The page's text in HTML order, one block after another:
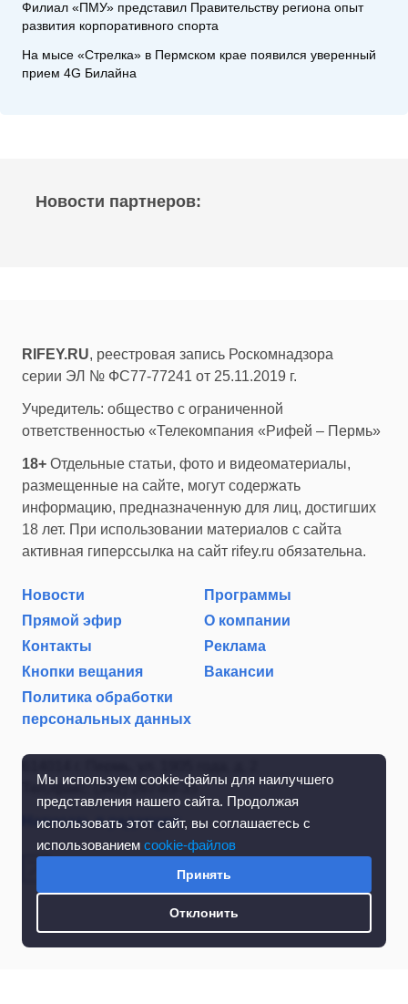
Мы используем cookie-файлы для наилучшего
представления нашего сайта. Продолжая
использовать этот сайт, вы соглашаетесь с
использованием cookie-файлов
Принять
Отклонить
Филиал «ПМУ» представил Правительству региона опыт
развития корпоративного спорта
На мысе «Стрелка» в Пермском крае появился уверенный
прием 4G Билайна
Новости партнеров:
RIFEY.RU, реестровая запись Роскомнадзора
серии ЭЛ № ФС77-77241 от 25.11.2019 г.
Учредитель: общество с ограниченной
ответственностью «Телекомпания «Рифей – Пермь»
18+ Отдельные статьи, фото и видеоматериалы,
размещенные на сайте, могут содержать
информацию, предназначенную для лиц, достигших
18 лет. При использовании материалов с сайта
активная гиперссылка на сайт rifey.ru обязательна.
Новости
Программы
Прямой эфир
О компании
Контакты
Реклама
Кнопки вещания
Вакансии
Политика обработки
персональных данных
Тел./факс: (342) 267-85-35
Написать в редакцию